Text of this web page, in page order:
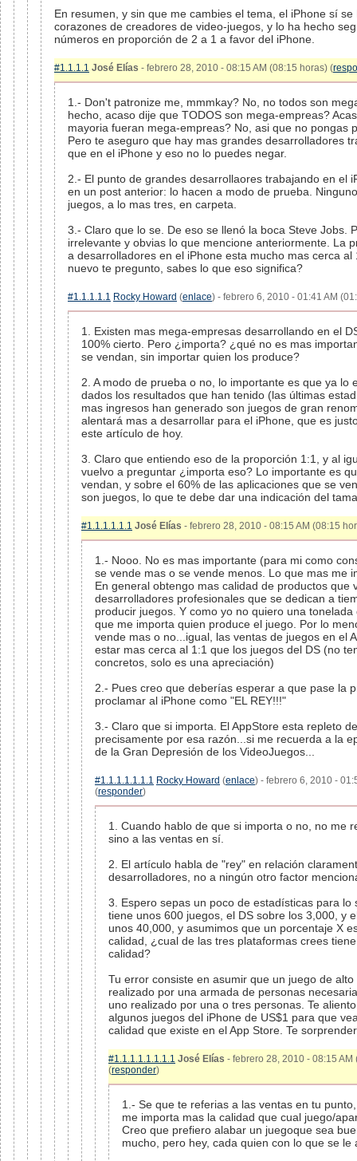
En resumen, y sin que me cambies el tema, el iPhone sí se
corazones de creadores de video-juegos, y lo ha hecho
números en proporción de 2 a 1 a favor del iPhone.
#1.1.1.1 José Elías - febrero 28, 2010 - 08:15 AM (08:15 horas) (
1.- Don't patronize me, mmmkay? No, no todos son
hecho, acaso dije que TODOS son mega-empreas?
mayoria fueran mega-empreas? No, asi que no pongas
Pero te aseguro que hay mas grandes desarrolladores
que en el iPhone y eso no lo puedes negar.
2.- El punto de grandes desarrollaores trabajando en el
en un post anterior: lo hacen a modo de prueba.
juegos, a lo mas tres, en carpeta.
3.- Claro que lo se. De eso se llenó la boca Steve Jobs.
irrelevante y obvias lo que mencione anteriormente. La
a desarrolladores en el iPhone esta mucho mas cerca al
nuevo te pregunto, sabes lo que eso significa?
#1.1.1.1.1 Rocky Howard (enlace) - febrero 6, 2010 - 01:41 AM
1. Existen mas mega-empresas desarrollando en el
100% cierto. Pero ¿importa? ¿qué no es mas
se vendan, sin importar quien los produce?
2. A modo de prueba o no, lo importante es que ya lo
dados los resultados que han tenido (las últimas
mas ingresos han generado son juegos de gran
alentará mas a desarrollar para el iPhone, que es
este artículo de hoy.
3. Claro que entiendo eso de la proporción 1:1, y al
vuelvo a preguntar ¿importa eso? Lo importante es
vendan, y sobre el 60% de las aplicaciones que se
son juegos, lo que te debe dar una indicación del
#1.1.1.1.1.1 José Elías - febrero 28, 2010 - 08:15 AM (08:15
1.- Nooo. No es mas importante (para mi como
se vende mas o se vende menos. Lo que mas me
En general obtengo mas calidad de productos que
desarrolladores profesionales que se dedican a
producir juegos. Y como yo no quiero una tonelada
que me importa quien produce el juego. Por lo
vende mas o no...igual, las ventas de juegos en el
estar mas cerca al 1:1 que los juegos del DS (no
concretos, solo es una apreciación)
2.- Pues creo que deberías esperar a que pase la
proclamar al iPhone como "EL REY!!!"
3.- Claro que si importa. El AppStore esta repleto
precisamente por esa razón...si me recuerda a la
de la Gran Depresión de los VideoJuegos...
#1.1.1.1.1.1.1 Rocky Howard (enlace) - febrero 6, 2010 -
(responder)
1. Cuando hablo de que si importa o no, no me
sino a las ventas en sí.
2. El artículo habla de "rey" en relación
desarrolladores, no a ningún otro factor
3. Espero sepas un poco de estadísticas para lo
tiene unos 600 juegos, el DS sobre los 3,000, y
unos 40,000, y asumimos que un porcentaje X
calidad, ¿cual de las tres plataformas crees
calidad?
Tu error consiste en asumir que un juego de
realizado por una armada de personas
uno realizado por una o tres personas. Te
algunos juegos del iPhone de US$1 para que
calidad que existe en el App Store. Te
#1.1.1.1.1.1.1.1 José Elías - febrero 28, 2010 - 08:15 AM
(responder)
1.- Se que te referias a las ventas en tu
me importa mas la calidad que cual juego/
Creo que prefiero alabar un juegoque sea
mucho, pero hey, cada quien con lo que se le